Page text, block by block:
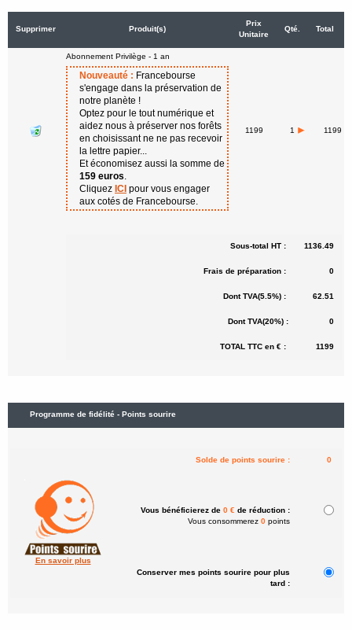
Supprimer Produit(s)
Prix
Unitaire
Qté. Total
Abonnement Privilège - 1 an
Nouveauté : Francebourse
s'engage dans la préservation de
notre planète !
Optez pour le tout numérique et
aidez nous à préserver nos forêts
en choisissant ne ne pas recevoir
la lettre papier...
Et économisez aussi la somme de
159 euros.
Cliquez ICI pour vous engager
aux cotés de Francebourse.
1199 1 1199
Sous-total HT : 1136.49
Frais de préparation : 0
Dont TVA(5.5%) : 62.51
Dont TVA(20%) : 0
TOTAL TTC en € : 1199
Programme de fidélité - Points sourire
En savoir plus
Solde de points sourire : 0
Vous bénéficierez de 0 € de réduction :
Vous consommerez 0 points
Conserver mes points sourire pour plus
tard :